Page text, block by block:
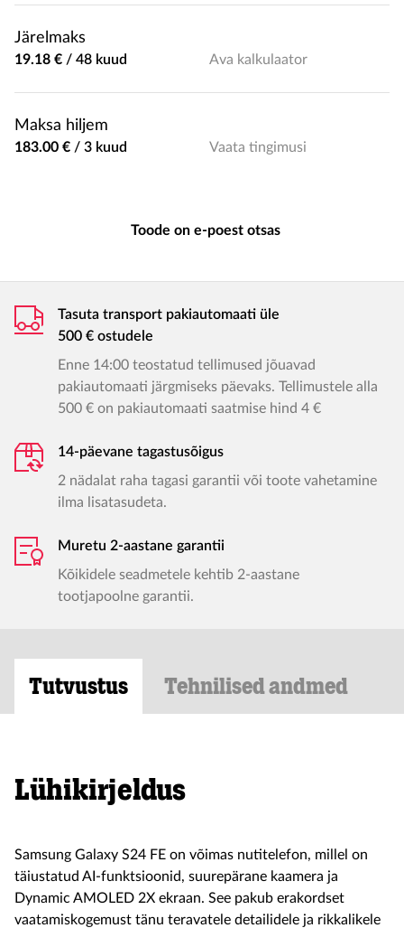
Järelmaks
19.18 € / 48 kuud Ava kalkulaator
Maksa hiljem
183.00 € / 3 kuud Vaata tingimusi
Toode on e-poest otsas
Tasuta transport pakiautomaati üle
500 € ostudele
Enne 14:00 teostatud tellimused jõuavad
pakiautomaati järgmiseks päevaks. Tellimustele alla
500 € on pakiautomaati saatmise hind 4 €
14-päevane tagastusõigus
2 nädalat raha tagasi garantii või toote vahetamine
ilma lisatasudeta.
Muretu 2-aastane garantii
Kõikidele seadmetele kehtib 2-aastane
tootjapoolne garantii.
Tutvustus Tehnilised andmed
Lühikirjeldus
Samsung Galaxy S24 FE on võimas nutitelefon, millel on
täiustatud AI-funktsioonid, suurepärane kaamera ja
Dynamic AMOLED 2X ekraan. See pakub erakordset
vaatamiskogemust tänu teravatele detailidele ja rikkalikele